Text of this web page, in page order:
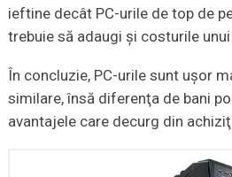
ieftine decât PC-urile de top de
trebuie să adaugi şi costurile
În concluzie, PC-urile sunt uşor
similare, însă diferenţa de bani
avantajele care decurg din